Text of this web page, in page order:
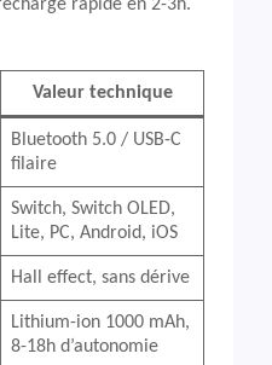
rapide en 2-3h.
Valeur technique
Bluetooth 5.0 / USB-C
filaire
Switch, Switch OLED,
Lite, PC, Android, iOS
Hall effect, sans dérive
Lithium-ion 1000 mAh,
8-18h d’autonomie